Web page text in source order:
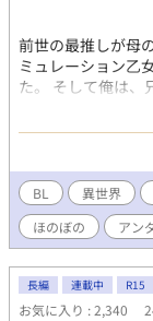
前世の最推しが母
ミュレーション乙
た。 そして俺は、
ぬ前提の弟だった
最推しの成長を見
グなんて叩き壊
生してしまった死
にしか出てこない
´艸｀) よろしくお
訳ありません。で
ります！ありがと
BL 異世界
ほのぼの
アン
長編 連載中 R15
お気に入り : 2,340